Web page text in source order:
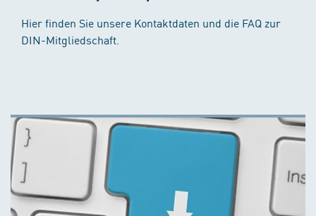
Hier finden Sie unsere Kontaktdaten und die FAQ zur
DIN-Mitgliedschaft.